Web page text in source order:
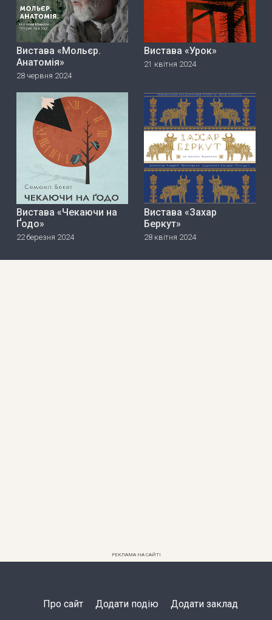
Вистава «Мольєр.
Анатомія»
28 червня 2024
Вистава «Урок»
21 квітня 2024
Вистава «Чекаючи на
Ґодо»
22 березня 2024
Вистава «Захар
Беркут»
28 квітня 2024
РЕКЛАМА НА САЙТІ
Про сайт Додати подію Додати заклад